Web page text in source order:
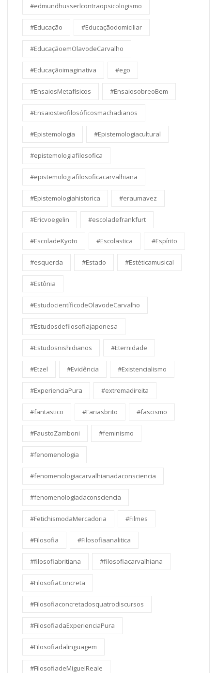
#edmundhusserlcontraopsicologismo
#Educação #Educaçãodomiciliar
#EducaçãoemOlavodeCarvalho
#Educaçãoimaginativa #ego
#EnsaiosMetafísicos #EnsaiosobreoBem
#Ensaiosteofilosóficosmachadianos
#Epistemologia #Epistemologiacultural
#epistemologiafilosofica
#epistemologiafilosoficacarvalhiana
#Epistemologiahistorica #eraumavez
#Ericvoegelin #escoladefrankfurt
#EscoladeKyoto #Escolastica #Espírito
#esquerda #Estado #Estéticamusical
#Estônia
#EstudocientíficodeOlavodeCarvalho
#Estudosdefilosofiajaponesa
#Estudosnishidianos #Eternidade
#Etzel #Evidência #Existencialismo
#ExperienciaPura #extremadireita
#fantastico #Fariasbrito #fascismo
#FaustoZamboni #feminismo
#fenomenologia
#fenomenologiacarvalhianadaconsciencia
#fenomenologiadaconsciencia
#FetichismodaMercadoria #Filmes
#Filosofia #Filosofiaanalitica
#filosofiabritiana #filosofiacarvalhiana
#FilosofiaConcreta
#Filosofiaconcretadosquatrodiscursos
#FilosofiadaExperienciaPura
#Filosofiadalinguagem
#FilosofiadeMiguelReale